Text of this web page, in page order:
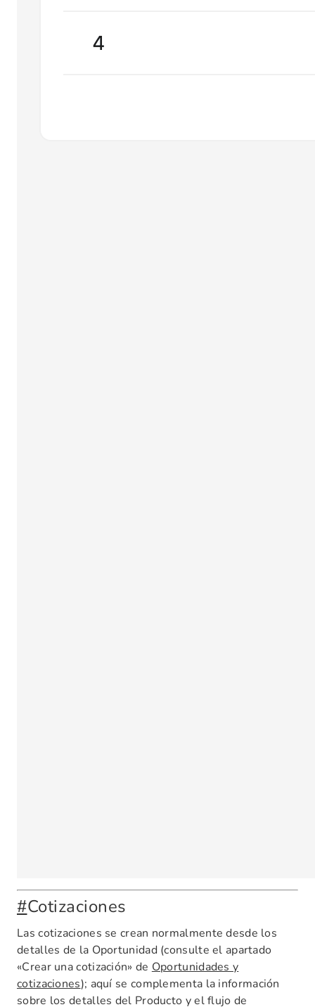
#Cotizaciones
Las cotizaciones se crean normalmente desde los
detalles de la Oportunidad (consulte el apartado
«Crear una cotización» de Oportunidades y
cotizaciones); aquí se complementa la información
sobre los detalles del Producto y el flujo de